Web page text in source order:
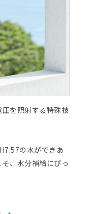
圧を照射する特殊技
の水ができあ
、水分補給にぴっ